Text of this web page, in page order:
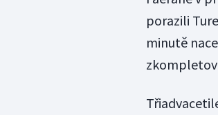
porazili
minutě